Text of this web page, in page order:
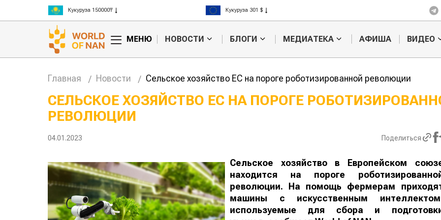
Рис 300000₸
Пшеница 3 класс 125000₸
Рис 408 $
Пшеница 423 $
МЕНЮ НОВОСТИ БЛОГИ МЕДИАТЕКА АФИША ВИДЕО
Главная Новости Сельское хозяйство ЕС на пороге роботизированной революции
СЕЛЬСКОЕ ХОЗЯЙСТВО ЕС НА ПОРОГЕ
РЕВОЛЮЦИИ
04.01.2023 Поделиться
Сельское хозяйство в Европейском
находится на пороге
революции. На помощь фермерам
машины с искусственным
используемые для сбора и
Жара в Китае может
поднять цены на
жука будут
лазером